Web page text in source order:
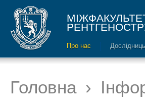
Про нас
Головна ›